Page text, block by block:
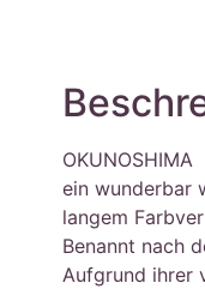
OKUNOSHIMA
ein wunderbar
langem
Benannt nach
Aufgrund ihrer